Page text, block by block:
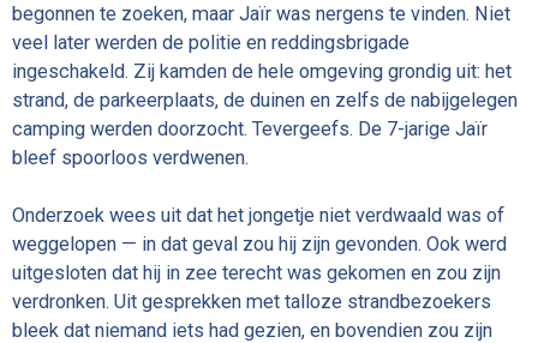
begonnen te zoeken, maar Jaïr was nergens te vinden. Niet
veel later werden de politie en reddingsbrigade
ingeschakeld. Zij kamden de hele omgeving grondig uit: het
strand, de parkeerplaats, de duinen en zelfs de nabijgelegen
camping werden doorzocht. Tevergeefs. De 7-jarige Jaïr
bleef spoorloos verdwenen.
Onderzoek wees uit dat het jongetje niet verdwaald was of
weggelopen — in dat geval zou hij zijn gevonden. Ook werd
uitgesloten dat hij in zee terecht was gekomen en zou zijn
verdronken. Uit gesprekken met talloze strandbezoekers
bleek dat niemand iets had gezien, en bovendien zou zijn